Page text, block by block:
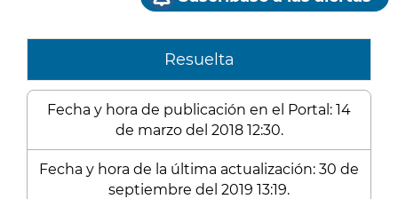
Resuelta
Fecha y hora de publicación en el Portal: 14
de marzo del 2018 12:30.
Fecha y hora de la última actualización: 30 de
septiembre del 2019 13:19.